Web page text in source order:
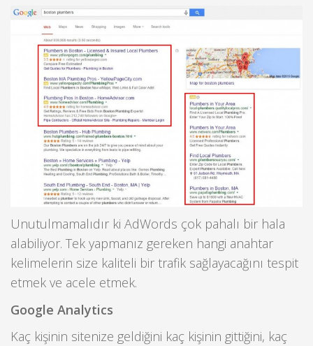
Unutulmamalıdır ki AdWords çok pahalı bir hala
alabiliyor. Tek yapmanız gereken hangi anahtar
kelimelerin size kaliteli bir trafik sağlayacağını tespit
etmek ve acele etmek.
Google Analytics
Kaç kişinin sitenize geldiğini kaç kişinin gittiğini, kaç